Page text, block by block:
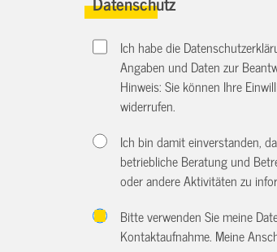
Ich habe die
Angaben und Daten zur
Hinweis: Sie können Ihre
widerrufen.
Ich bin damit einverstanden,
betriebliche Beratung und
oder andere Aktivitäten zu
Bitte verwenden Sie meine
Kontaktaufnahme. Meine